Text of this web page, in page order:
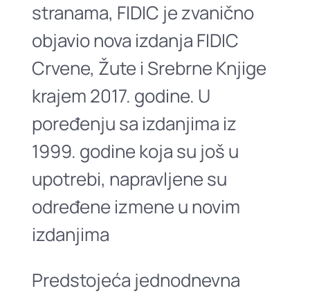
stranama, FIDIC je zvanično
objavio nova izdanja FIDIC
Crvene, Žute i Srebrne Knjige
krajem 2017. godine. U
poređenju sa izdanjima iz
1999. godine koja su još u
upotrebi, napravljene su
određene izmene u novim
izdanjima
Predstojeća jednodnevna